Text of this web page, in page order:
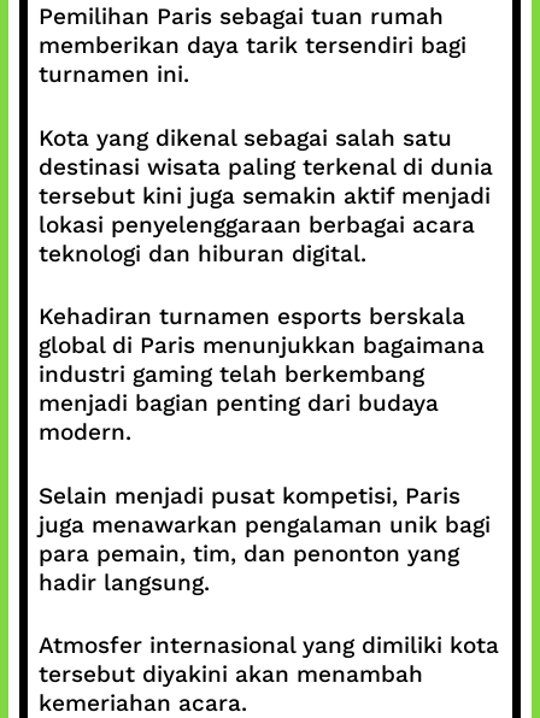
Pemilihan Paris sebagai tuan rumah
memberikan daya tarik tersendiri bagi
turnamen ini.
Kota yang dikenal sebagai salah satu
destinasi wisata paling terkenal di dunia
tersebut kini juga semakin aktif menjadi
lokasi penyelenggaraan berbagai acara
teknologi dan hiburan digital.
Kehadiran turnamen esports berskala
global di Paris menunjukkan bagaimana
industri gaming telah berkembang
menjadi bagian penting dari budaya
modern.
Selain menjadi pusat kompetisi, Paris
juga menawarkan pengalaman unik bagi
para pemain, tim, dan penonton yang
hadir langsung.
Atmosfer internasional yang dimiliki kota
tersebut diyakini akan menambah
kemeriahan acara.